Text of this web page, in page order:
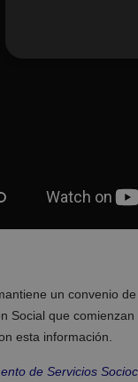
un convenio
Social que
esta información.
de Servicios